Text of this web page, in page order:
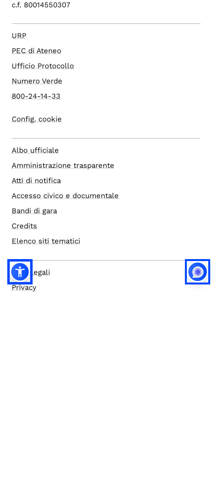
c.f. 80014550307
URP
PEC di Ateneo
Ufficio Protocollo
Numero Verde
800-24-14-33
Config. cookie
Albo ufficiale
Amministrazione trasparente
Atti di notifica
Accesso civico e documentale
Bandi di gara
Credits
Elenco siti tematici
Note legali
Privacy